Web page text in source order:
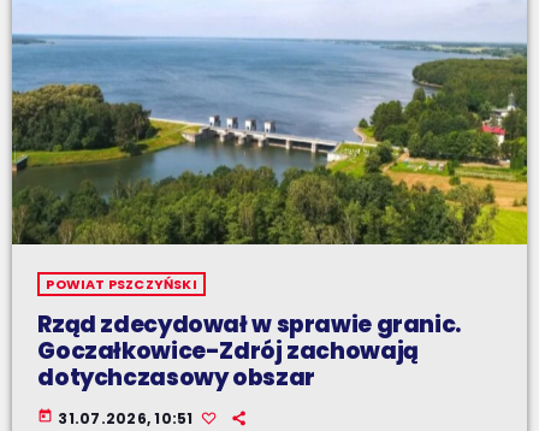
POWIAT PSZCZYŃSKI
Rząd zdecydował w sprawie granic.
Goczałkowice-Zdrój zachowają
dotychczasowy obszar
today 31.07.2026, 10:51